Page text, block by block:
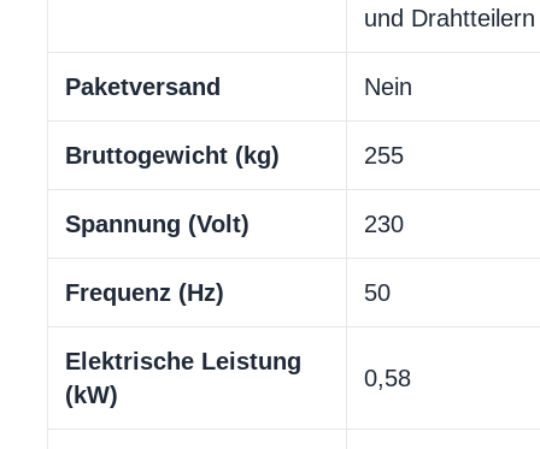
und Drahtteilern
Paketversand Nein
Bruttogewicht (kg) 255
Spannung (Volt) 230
Frequenz (Hz) 50
Elektrische Leistung
(kW)
0,58